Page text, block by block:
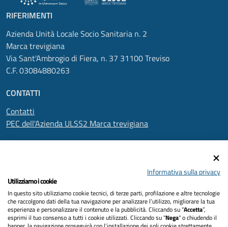
RIFERIMENTI
Azienda Unità Locale Socio Sanitaria n. 2
Marca trevigiana
Via Sant'Ambrogio di Fiera, n. 37 31100 Treviso
C.F. 03084880263
CONTATTI
Contatti
PEC dell'Azienda ULSS2 Marca trevigiana
Informativa privacy
Dichiarazione di accessibilità
Informativa sulla privacy
Utilizziamo i cookie
In questo sito utilizziamo cookie tecnici, di terze parti, profilazione e altre tecnologie
che raccolgono dati della tua navigazione per analizzare l’utilizzo, migliorare la tua
esperienza e personalizzare il contenuto e la pubblicità. Cliccando su “Accetta”,
esprimi il tuo consenso a tutti i cookie utilizzati. Cliccando su "Nega" o chiudendo il